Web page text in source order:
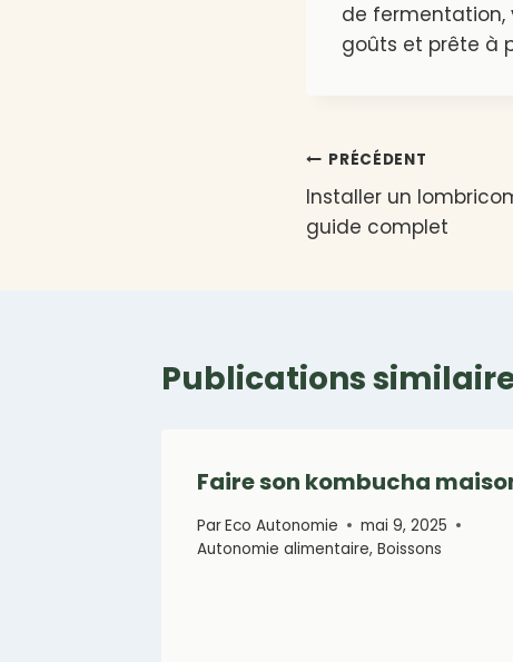
de fermentation,
goûts et prête à
Navigation
de
PRÉCÉDENT
Installer un
guide complet
Publications
Faire son kombucha
ParEco Autonomie
mai 9, 2025
Autonomie alimentaire, Boissons